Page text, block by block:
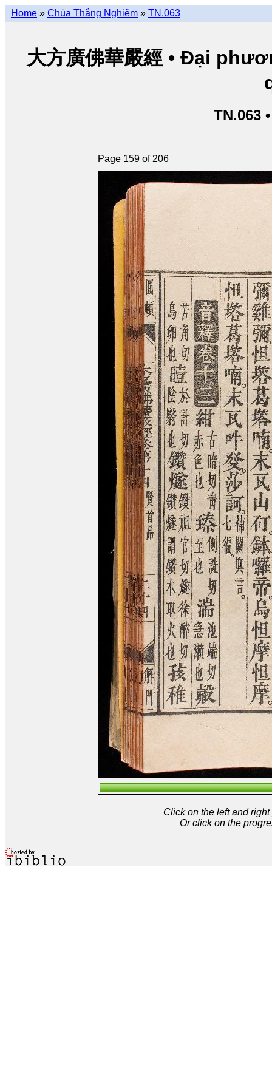
Home » Chùa Thắng Nghiêm » TN.063
大方廣佛華嚴經 • Đại
TN.063
Page 159 of 206
Click on the left and
Or click on the